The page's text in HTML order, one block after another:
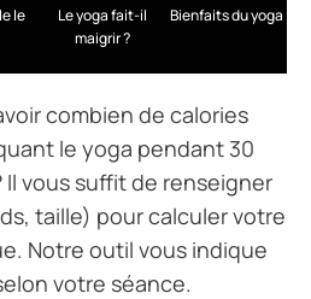
le
Le yoga fait-il
maigrir ?
Bienfaits du yoga
combien de calories
le yoga pendant 30
Il vous suffit de renseigner
taille) pour calculer votre
Notre outil vous indique
votre séance.